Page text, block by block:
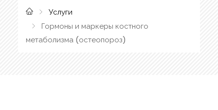
Услуги
Гормоны и маркеры костного
метаболизма (остеопороз)